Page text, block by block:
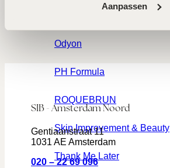
Aanpassen
Odyon
PH Formula
ROQUEBRUN
Skin Improvement & Beauty
Thank Me Later
SIB - Amsterdam Noord
Gentiaanstraat 11
1031 AE Amsterdam
020 – 22 69 096